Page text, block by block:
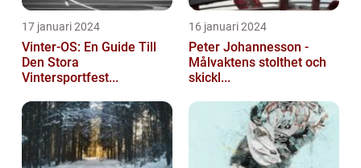
17 januari 2024
Vinter-OS: En Guide Till
Den Stora
Vintersportfest...
16 januari 2024
Peter Johannesson -
Målvaktens stolthet och
skickl...